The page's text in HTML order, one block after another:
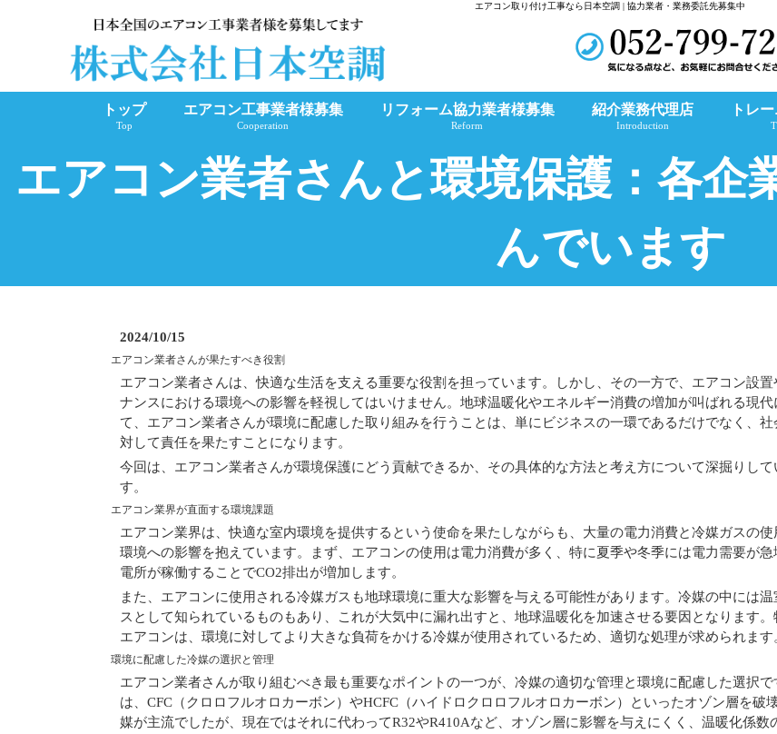
エアコン取り付け工事なら日本空調 | 協力業者・業務委託先募集中
トップ
Top
エアコン工事業者様募集
Cooperation
リフォーム協力業者様募集
Reform
紹介業務代理店
Introduction
トレ
エアコン業者さんと環境保護：各企
んでいます
2024/10/15
エアコン業者さんが果たすべき役割
エアコン業者さんは、快適な生活を支える重要な役割を担っています。しかし、その一方で、エアコン設置
ナンスにおける環境への影響を軽視してはいけません。地球温暖化やエネルギー消費の増加が叫ばれる現代
て、エアコン業者さんが環境に配慮した取り組みを行うことは、単にビジネスの一環であるだけでなく、社
対して責任を果たすことになります。
今回は、エアコン業者さんが環境保護にどう貢献できるか、その具体的な方法と考え方について深掘りして
す。
エアコン業界が直面する環境課題
エアコン業界は、快適な室内環境を提供するという使命を果たしながらも、大量の電力消費と冷媒ガスの使
環境への影響を抱えています。まず、エアコンの使用は電力消費が多く、特に夏季や冬季には電力需要が急
電所が稼働することでCO2排出が増加します。
また、エアコンに使用される冷媒ガスも地球環境に重大な影響を与える可能性があります。冷媒の中には温
スとして知られているものもあり、これが大気中に漏れ出すと、地球温暖化を加速させる要因となります。
エアコンは、環境に対してより大きな負荷をかける冷媒が使用されているため、適切な処理が求められます
環境に配慮した冷媒の選択と管理
エアコン業者さんが取り組むべき最も重要なポイントの一つが、冷媒の適切な管理と環境に配慮した選択で
は、CFC（クロロフルオロカーボン）やHCFC（ハイドロクロロフルオロカーボン）といったオゾン層を破
媒が主流でしたが、現在ではそれに代わってR32やR410Aなど、オゾン層に影響を与えにくく、温暖化係数